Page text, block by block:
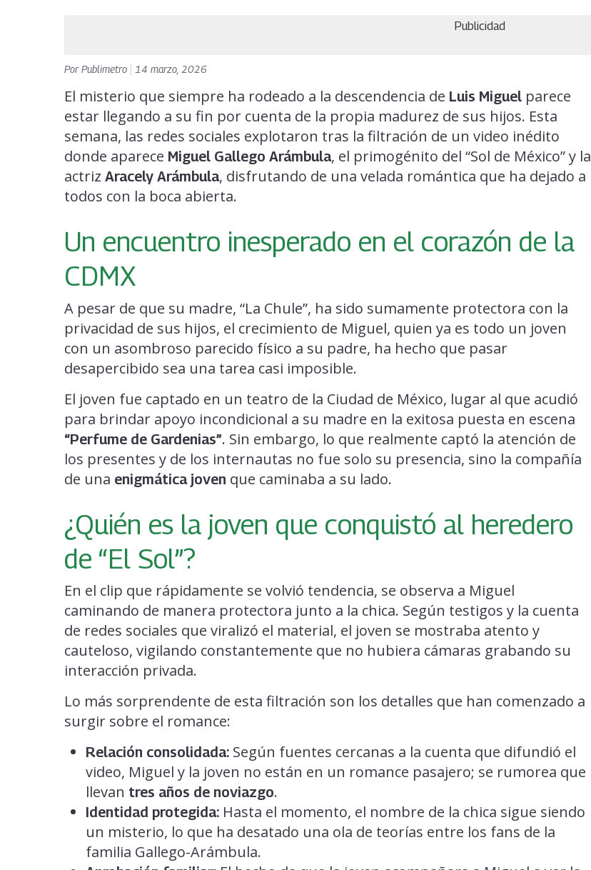
Publicidad
PorPublimetro 14 marzo, 2026
El misterio que siempre ha rodeado a la descendencia de Luis Miguel parece
estar llegando a su fin por cuenta de la propia madurez de sus hijos. Esta
semana, las redes sociales explotaron tras la filtración de un video inédito
donde aparece Miguel Gallego Arámbula, el primogénito del “Sol de México” y la
actriz Aracely Arámbula, disfrutando de una velada romántica que ha dejado a
todos con la boca abierta.
Un encuentro inesperado en el corazón de la
CDMX
A pesar de que su madre, “La Chule”, ha sido sumamente protectora con la
privacidad de sus hijos, el crecimiento de Miguel, quien ya es todo un joven
con un asombroso parecido físico a su padre, ha hecho que pasar
desapercibido sea una tarea casi imposible.
El joven fue captado en un teatro de la Ciudad de México, lugar al que acudió
para brindar apoyo incondicional a su madre en la exitosa puesta en escena
“Perfume de Gardenias”. Sin embargo, lo que realmente captó la atención de
los presentes y de los internautas no fue solo su presencia, sino la compañía
de una enigmática joven que caminaba a su lado.
¿Quién es la joven que conquistó al heredero
de “El Sol”?
En el clip que rápidamente se volvió tendencia, se observa a Miguel
caminando de manera protectora junto a la chica. Según testigos y la cuenta
de redes sociales que viralizó el material, el joven se mostraba atento y
cauteloso, vigilando constantemente que no hubiera cámaras grabando su
interacción privada.
Lo más sorprendente de esta filtración son los detalles que han comenzado a
surgir sobre el romance:
Relación consolidada: Según fuentes cercanas a la cuenta que difundió el
video, Miguel y la joven no están en un romance pasajero; se rumorea que
llevan tres años de noviazgo.
Identidad protegida: Hasta el momento, el nombre de la chica sigue siendo
un misterio, lo que ha desatado una ola de teorías entre los fans de la
familia Gallego-Arámbula.